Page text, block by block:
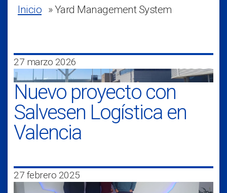
Inicio »Yard Management System
27 marzo 2026
Nuevo proyecto con
Salvesen Logística en
Valencia
27 febrero 2025